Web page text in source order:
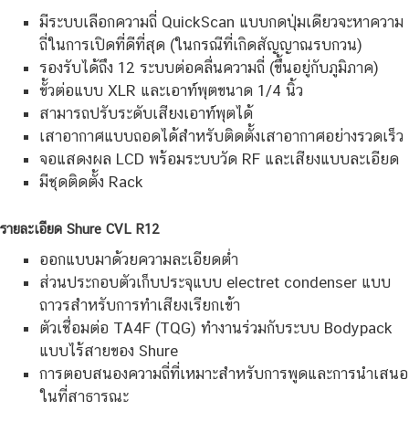
มีระบบเลือกความถี่ QuickScan แบบกดปุ่มเดียวจะหาความ
ถี่ในการเปิดที่ดีที่สุด (ในกรณีที่เกิดสัญญาณรบกวน)
รองรับได้ถึง 12 ระบบต่อคลื่นความถี่ (ขึ้นอยู่กับภูมิภาค)
ขั้วต่อแบบ XLR และเอาท์พุตขนาด 1/4 นิ้ว
สามารถปรับระดับเสียงเอาท์พุตได้
เสาอากาศแบบถอดได้สำหรับติดตั้งเสาอากาศอย่างรวดเร็ว
จอแสดงผล LCD พร้อมระบบวัด RF และเสียงแบบละเอียด
มีชุดติดตั้ง Rack
รายละเอียด Shure CVL R12
ออกแบบมาด้วยความละเอียดต่ำ
ส่วนประกอบตัวเก็บประจุแบบ electret condenser แบบ
ถาวรสำหรับการทำเสียงเรียกเข้า
ตัวเชื่อมต่อ TA4F (TQG) ทำงานร่วมกับระบบ Bodypack
แบบไร้สายของ Shure
การตอบสนองความถี่ที่เหมาะสำหรับการพูดและการนำเสนอ
ในที่สาธารณะ